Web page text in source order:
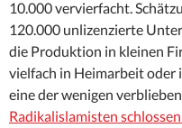
10.000 vervierfacht.
120.000 unlizenzierte
die Produktion in kleinen
vielfach in Heimarbeit oder
eine der wenigen
Radikalislamisten